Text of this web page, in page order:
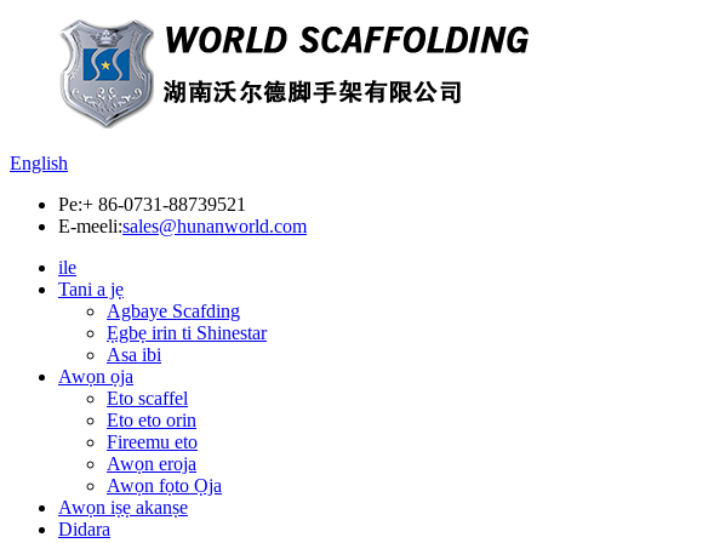
English
Pe:+ 86-0731-88739521
E-meeli:sales@hunanworld.com
ile
Tani a jẹ
Agbaye Scafding
Ẹgbẹ irin ti Shinestar
Asa ibi
Awọn ọja
Eto scaffel
Eto eto orin
Fireemu eto
Awọn eroja
Awọn fọto Ọja
Awọn iṣẹ akanṣe
Didara